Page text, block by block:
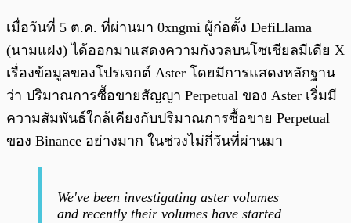
เมื่อวันที่ 5 ต.ค. ที่ผ่านมา 0xngmi ผู้ก่อตั้ง DefiLlama
(นามแฝง) ได้ออกมาแสดงความกังวลบนโซเชียลมีเดีย X
เรื่องข้อมูลของโปรเจกต์ Aster โดยมีการแสดงหลักฐาน
ว่า ปริมาณการซื้อขายสัญญา Perpetual ของ Aster เริ่มมี
ความสัมพันธ์ใกล้เคียงกับปริมาณการซื้อขาย Perpetual
ของ Binance อย่างมาก ในช่วงไม่กี่วันที่ผ่านมา
We've been investigating aster volumes
and recently their volumes have started